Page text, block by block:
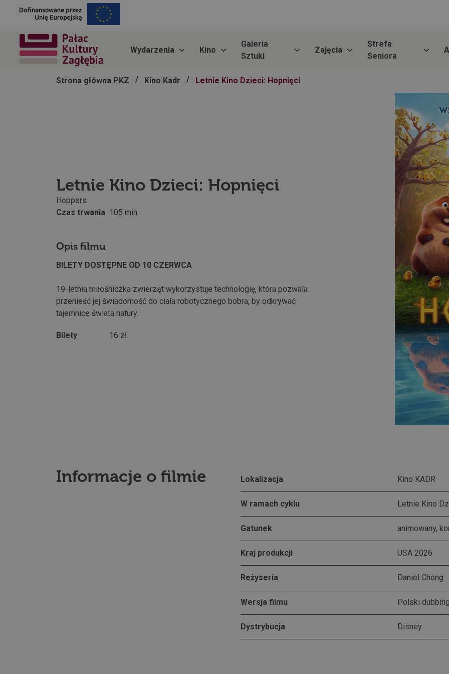
Wydarzenia Kino
Galeria
Sztuki
Zajęcia
Strefa
Seniora
Strona główna PKZ / Kino Kadr / Letnie Kino Dzieci: Hopnięci
Letnie Kino Dzieci: Hopnięci
Hoppers
Czas trwania 105 min
Opis filmu
BILETY DOSTĘPNE OD 10 CZERWCA
19-letnia miłośniczka zwierząt wykorzystuje technologię, która pozwala
przenieść jej świadomość do ciała robotycznego bobra, by odkrywać
tajemnice świata natury.
Bilety 16 zł
Informacje o filmie Lokalizacja Kino KADR
W ramach cyklu Letnie Kino
Gatunek animowany,
Kraj produkcji USA 2026
Reżyseria Daniel Chong
Wersja filmu Polski
Dystrybucja Disney